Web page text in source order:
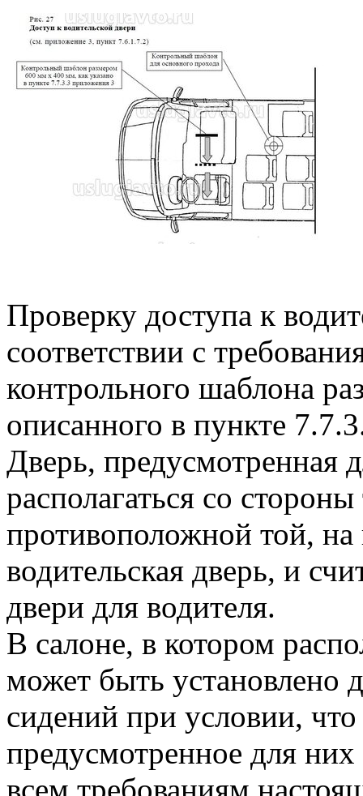
Проверку доступа к
соответствии с
контрольного шаблона
описанного в пункте
Дверь, предусмотренная
располагаться со
противоположной той, на
водительская дверь, и
двери для водителя.
В салоне, в котором
может быть установлено
сидений при условии,
предусмотренное для
всем требованиям